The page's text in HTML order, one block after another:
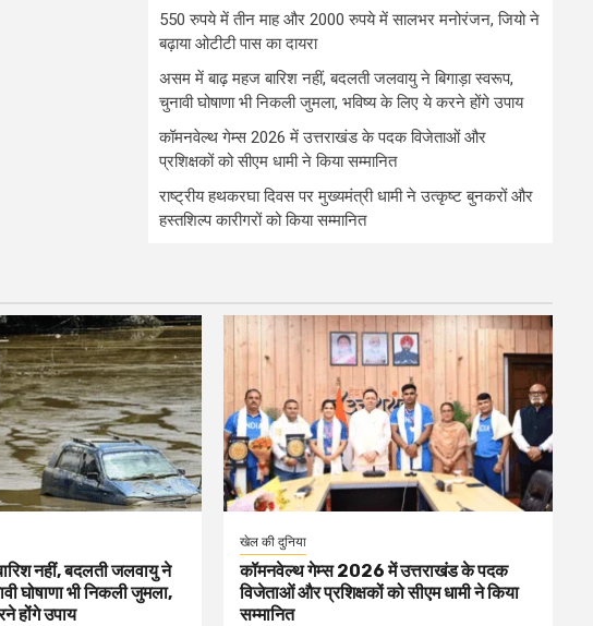
550 रुपये में तीन माह और 2000 रुपये में सालभर मनोरंजन, जियो ने
बढ़ाया ओटीटी पास का दायरा
असम में बाढ़ महज बारिश नहीं, बदलती जलवायु ने बिगाड़ा स्वरूप,
चुनावी घोषाणा भी निकली जुमला, भविष्य के लिए ये करने होंगे उपाय
कॉमनवेल्थ गेम्स 2026 में उत्तराखंड के पदक विजेताओं और
प्रशिक्षकों को सीएम धामी ने किया सम्मानित
राष्ट्रीय हथकरघा दिवस पर मुख्यमंत्री धामी ने उत्कृष्ट बुनकरों और
हस्तशिल्प कारीगरों को किया सम्मानित
नहीं, बदलती जलवायु ने
घोषाणा भी निकली जुमला,
होंगे उपाय
खेल की दुनिया
कॉमनवेल्थ गेम्स 2026 में उत्तराखंड के पदक
विजेताओं और प्रशिक्षकों को सीएम धामी ने किया
सम्मानित